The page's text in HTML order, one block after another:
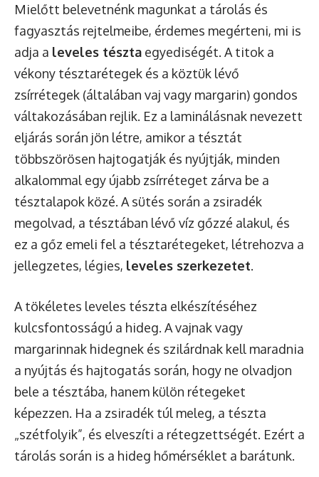
Mielőtt belevetnénk magunkat a tárolás és
fagyasztás rejtelmeibe, érdemes megérteni, mi is
adja a leveles tészta egyediségét. A titok a
vékony tésztarétegek és a köztük lévő
zsírrétegek (általában vaj vagy margarin) gondos
váltakozásában rejlik. Ez a laminálásnak nevezett
eljárás során jön létre, amikor a tésztát
többszörösen hajtogatják és nyújtják, minden
alkalommal egy újabb zsírréteget zárva be a
tésztalapok közé. A sütés során a zsiradék
megolvad, a tésztában lévő víz gőzzé alakul, és
ez a gőz emeli fel a tésztarétegeket, létrehozva a
jellegzetes, légies, leveles szerkezetet.
A tökéletes leveles tészta elkészítéséhez
kulcsfontosságú a hideg. A vajnak vagy
margarinnak hidegnek és szilárdnak kell maradnia
a nyújtás és hajtogatás során, hogy ne olvadjon
bele a tésztába, hanem külön rétegeket
képezzen. Ha a zsiradék túl meleg, a tészta
„szétfolyik”, és elveszíti a rétegzettségét. Ezért a
tárolás során is a hideg hőmérséklet a barátunk.